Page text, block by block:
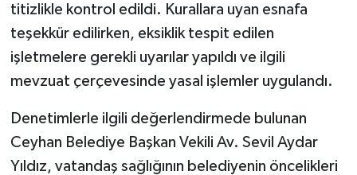
titizlikle kontrol edildi. Kurallara uyan esnafa
teşekkür edilirken, eksiklik tespit edilen
işletmelere gerekli uyarılar yapıldı ve ilgili
mevzuat çerçevesinde yasal işlemler uygulandı.
Denetimlerle ilgili değerlendirmede bulunan
Ceyhan Belediye Başkan Vekili Av. Sevil Aydar
Yıldız, vatandaş sağlığının belediyenin öncelikleri